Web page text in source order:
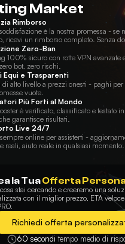
Market
Rimborso
è la nostra promessa - se
ricevi un rimborso completo. Senza
Zero-Ban
100% sicuro con rotte VPN avanzate
bot, zero rischi.
Equi e Trasparenti
di alto livello a prezzi onesti - paghi per
vuote.
Più Forti al Mondo
è verificato, classificato e testato
garantisce risultati.
Live 24/7
online per assisterti -
reali, aiuto reale in qualsiasi momento.
la TuaOfferta
stai cercando e creeremo una
con il miglior prezzo, ETA
Richiedi offerta
60 seconditempo medio di